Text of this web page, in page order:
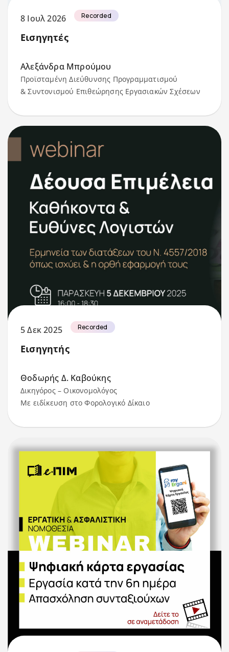
8 Ιουλ 2026 Recorded
Εισηγητές
Αλεξάνδρα Μπρούμου
Προϊσταμένη Διεύθυνσης Προγραμματισμού
& Συντονισμού Επιθεώρησης Εργασιακών Σχέσεων
5 Δεκ 2025 Recorded
Εισηγητής
Θοδωρής Δ. Καβούκης
Δικηγόρος – Οικονομολόγος
Με ειδίκευση στο Φορολογικό Δίκαιο